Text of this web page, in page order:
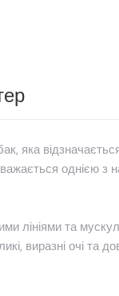
яка
однією з
лініями та
виразні очі та